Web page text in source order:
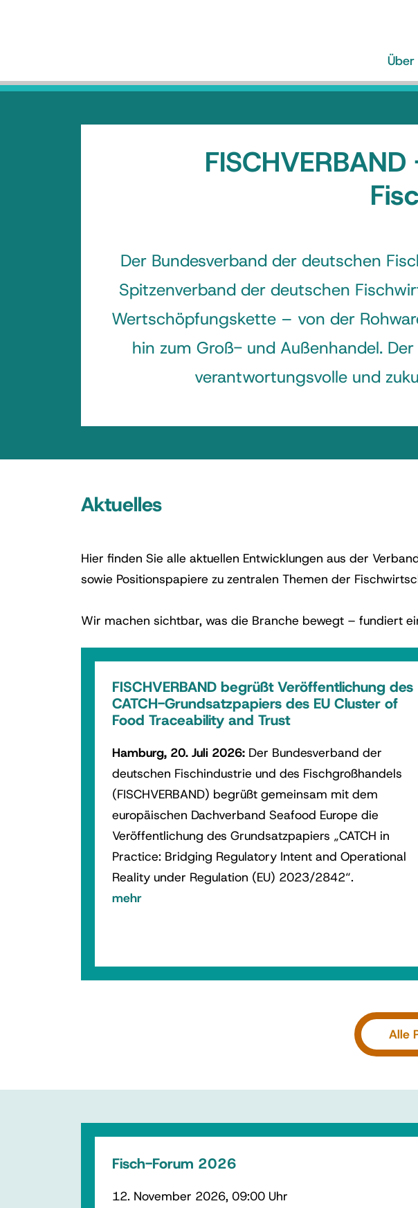
Der Bundesverband der deutschen
Spitzenverband der deutschen
Wertschöpfungskette – von der
hin zum Groß- und Außenhandel.
verantwortungsvolle und
Aktuelles
Hier finden Sie alle aktuellen Entwicklungen aus der
sowie Positionspapiere zu zentralen Themen der
Wir machen sichtbar, was die Branche bewegt – fundiert
FISCHVERBAND begrüßt Veröffentlichung des
CATCH-Grundsatzpapiers des EU Cluster of
Food Traceability and Trust
Hamburg, 20. Juli 2026: Der Bundesverband der
deutschen Fischindustrie und des Fischgroßhandels
(FISCHVERBAND) begrüßt gemeinsam mit dem
europäischen Dachverband Seafood Europe die
Veröffentlichung des Grundsatzpapiers „CATCH in
Practice: Bridging Regulatory Intent and Operational
Reality under Regulation (EU) 2023/2842“.
mehr
Alle
Fisch-Forum 2026
12. November 2026, 09:00 Uhr